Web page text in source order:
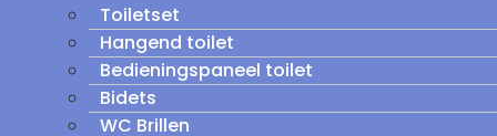
Toiletset
Hangend toilet
Bedieningspaneel toilet
Bidets
WC Brillen